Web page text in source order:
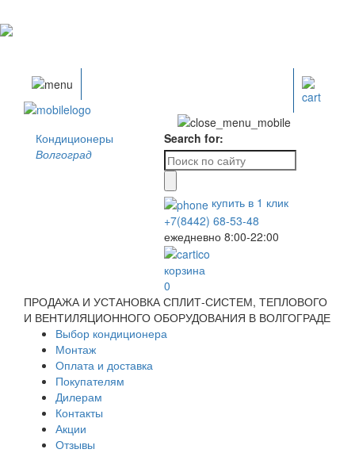
Кондиционеры
Волгоград
Search for:
купить в 1 клик
+7(8442) 68-53-48
ежедневно 8:00-22:00
корзина
0
ПРОДАЖА И УСТАНОВКА СПЛИТ-СИСТЕМ, ТЕПЛОВОГО
И ВЕНТИЛЯЦИОННОГО ОБОРУДОВАНИЯ В ВОЛГОГРАДЕ
Выбор кондиционера
Монтаж
Оплата и доставка
Покупателям
Дилерам
Контакты
Акции
Отзывы